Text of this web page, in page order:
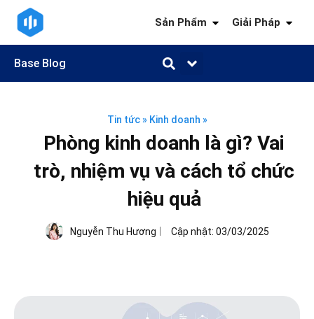
Sản Phẩm Giải Pháp
Base Blog
Tin tức» Kinh doanh »
Phòng kinh doanh là gì? Vai
trò, nhiệm vụ và cách tổ chức
hiệu quả
Nguyễn Thu Hương Cập nhật: 03/03/2025